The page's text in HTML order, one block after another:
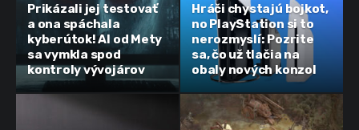
Prikázali jej testovať
a ona spáchala
kyberútok! AI od Mety
sa vymkla spod
kontroly vývojárov
Hráči chystajú bojkot,
no PlayStation si to
nerozmyslí: Pozrite
sa, čo už tlačia na
obaly nových konzol